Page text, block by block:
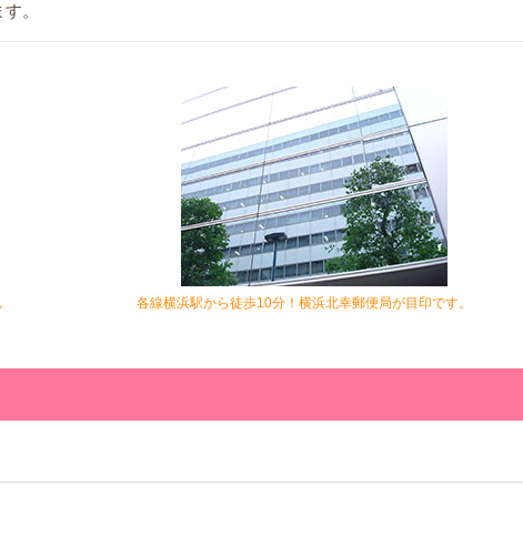
。
各線横浜駅から徒歩10分！横浜北幸郵便局が目印です。